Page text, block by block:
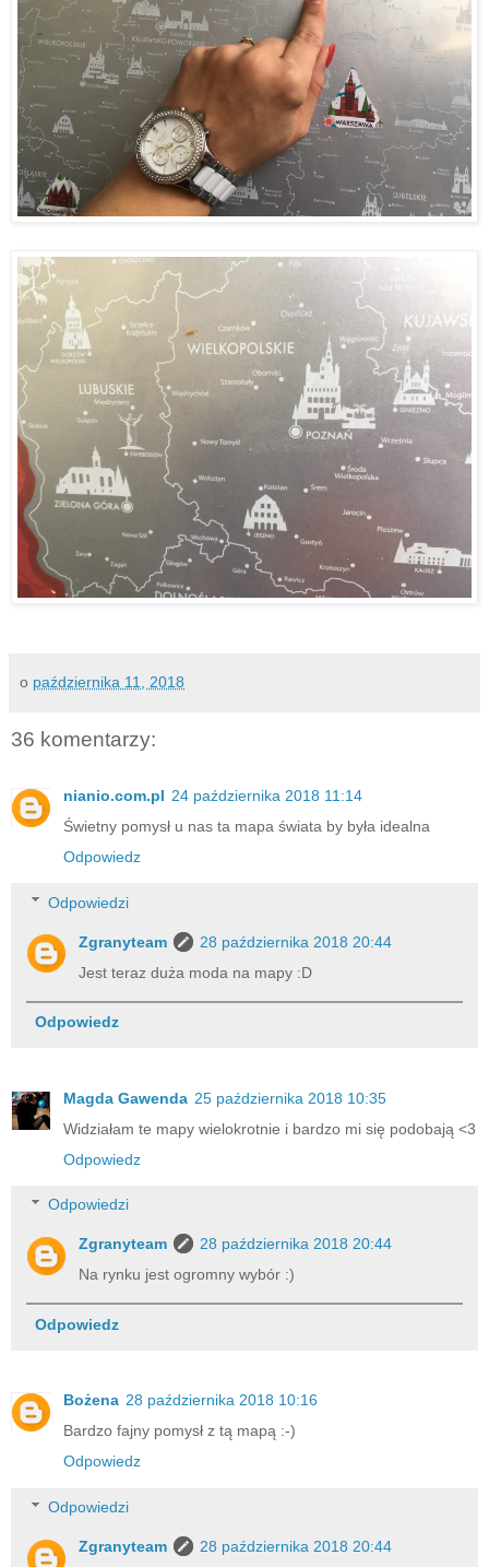
o października 11, 2018
36 komentarzy:
nianio.com.pl 24 października 2018 11:14
Świetny pomysł u nas ta mapa świata by była idealna
Odpowiedz
Odpowiedzi
Zgranyteam
28 października 2018 20:44
Jest teraz duża moda na mapy :D
Odpowiedz
Magda Gawenda 25 października 2018 10:35
Widziałam te mapy wielokrotnie i bardzo mi się podobają <3
Odpowiedz
Odpowiedzi
Zgranyteam
28 października 2018 20:44
Na rynku jest ogromny wybór :)
Odpowiedz
Bożena 28 października 2018 10:16
Bardzo fajny pomysł z tą mapą :-)
Odpowiedz
Odpowiedzi
Zgranyteam
28 października 2018 20:44